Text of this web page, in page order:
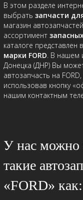
В этом разделе
выбрать запчасти
магазин
ассортимент
каталоге представлен
марки FORD. В нашем
Донецка (ДНР) Вы
автозапчасть на
использовав кнопку
нашим контактным
У нас можно
такие
«FORD» как: